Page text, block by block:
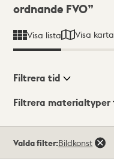
ordnande FVO
Visa lista Visa karta
Visningsläge
Filtrera tid
Filtrera materialtyper
träffar
Valda filter:Bildkonst